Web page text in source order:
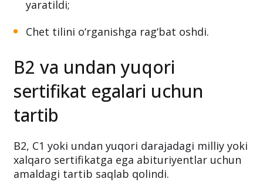
yaratildi;
Chet tilini o‘rganishga rag‘bat oshdi.
B2 va undan yuqori
sertifikat egalari uchun
tartib
B2, C1 yoki undan yuqori darajadagi milliy yoki
xalqaro sertifikatga ega abituriyentlar uchun
amaldagi tartib saqlab qolindi.